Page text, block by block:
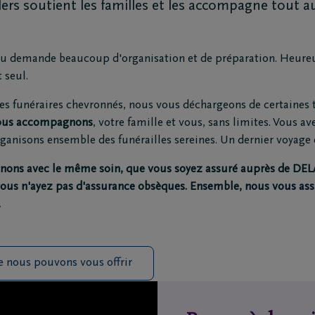
soutient les familles et les accompagne tout
demande beaucoup d'organisation et de préparation.
seul.
funéraires chevronnés, nous vous déchargeons de certaines
accompagnons, votre famille et vous, sans limites. Vous
ensemble des funérailles sereines. Un dernier voyage
avec le même soin, que vous soyez assuré auprès de
n'ayez pas d'assurance obsèques. Ensemble, nous vous
nous pouvons vous offrir